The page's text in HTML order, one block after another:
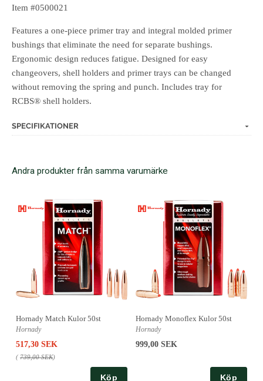
Item #0500021
Features a one-piece primer tray and integral molded primer
bushings that eliminate the need for separate bushings.
Ergonomic design reduces fatigue. Designed for easy
changeovers, shell holders and primer trays can be changed
without removing the spring and punch. Includes tray for
RCBS® shell holders.
SPECIFIKATIONER
Andra produkter från samma varumärke
Hornady Match Kulor 50st
Hornady
517,30 SEK
( 739,00 SEK)
Köp
Hornady Monoflex Kulor 50st
Hornady
999,00 SEK
Köp